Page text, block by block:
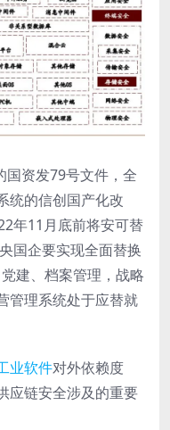
国资发79号文件，全
统的信创国产化改
年11月底前将安可替
国企要实现全面替换
建、档案管理，战略
管理系统处于应替就
业软件对外依赖度
应链安全涉及的重要